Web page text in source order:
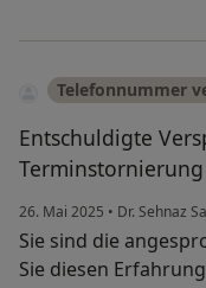
Telefonnummer
Entschuldigte
26. Mai 2025 • Dr. Sehnaz
Sie sind die
Sie diesen